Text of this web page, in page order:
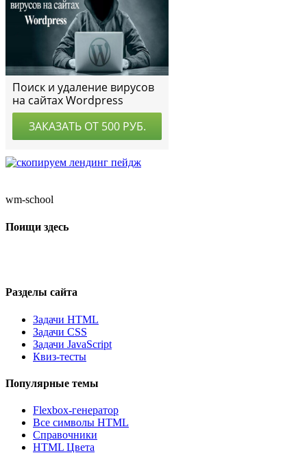
wm-school
Поищи здесь
Разделы сайта
Задачи HTML
Задачи CSS
Задачи JavaScript
Квиз-тесты
Популярные темы
Flexbox-генератор
Все символы HTML
Справочники
HTML Цвета